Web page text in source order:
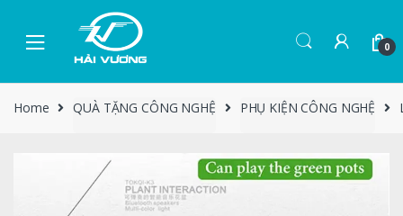
0
Home QUÀ TẶNG CÔNG NGHỆ PHỤ KIỆN CÔNG NGHỆ